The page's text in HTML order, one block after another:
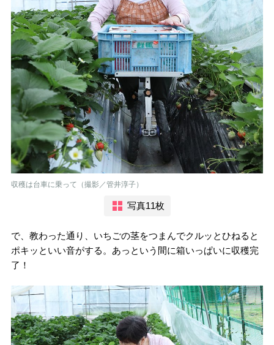
収穫は台車に乗って（撮影／管井淳子）
写真11枚
で、教わった通り、いちごの茎をつまんでクルッとひねると
ポキッといい音がする。あっという間に箱いっぱいに収穫完
了！